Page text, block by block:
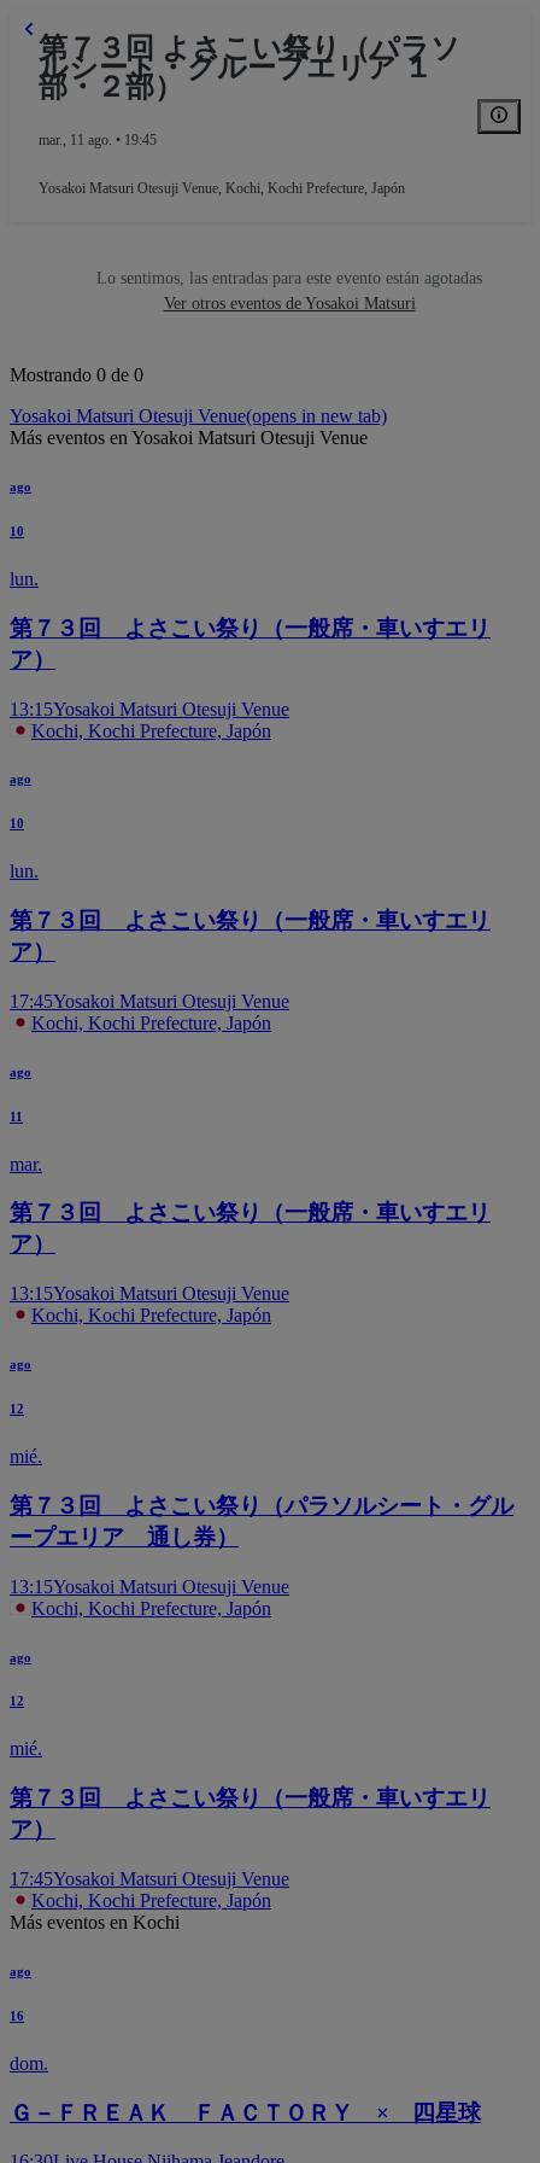
第７３回 よさこい祭り（パラソ
ルシート・グループエリア １
部・２部）
mar., 11 ago. • 19:45
Yosakoi Matsuri Otesuji Venue, Kochi, Kochi Prefecture, Japón
Lo sentimos, las entradas para este evento están agotadas
Ver otros eventos de Yosakoi Matsuri
Mostrando 0 de 0
Yosakoi Matsuri Otesuji Venue(opens in new tab)
Más eventos en Yosakoi Matsuri Otesuji Venue
ago
10
lun.
第７３回 よさこい祭り（一般席・車いすエリ
ア）
13:15Yosakoi Matsuri Otesuji Venue
Kochi, Kochi Prefecture, Japón
ago
10
lun.
第７３回 よさこい祭り（一般席・車いすエリ
ア）
17:45Yosakoi Matsuri Otesuji Venue
Kochi, Kochi Prefecture, Japón
ago
11
mar.
第７３回 よさこい祭り（一般席・車いすエリ
ア）
13:15Yosakoi Matsuri Otesuji Venue
Kochi, Kochi Prefecture, Japón
ago
12
mié.
第７３回 よさこい祭り（パラソルシート・グル
ープエリア 通し券）
13:15Yosakoi Matsuri Otesuji Venue
Kochi, Kochi Prefecture, Japón
ago
12
mié.
第７３回 よさこい祭り（一般席・車いすエリ
ア）
17:45Yosakoi Matsuri Otesuji Venue
Kochi, Kochi Prefecture, Japón
Más eventos en Kochi
ago
16
dom.
Ｇ－ＦＲＥＡＫ ＦＡＣＴＯＲＹ × 四星球